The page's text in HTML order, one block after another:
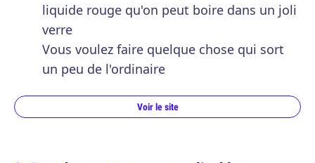
liquide rouge qu'on peut boire dans un joli
verre
Vous voulez faire quelque chose qui sort
un peu de l'ordinaire
Voir le site